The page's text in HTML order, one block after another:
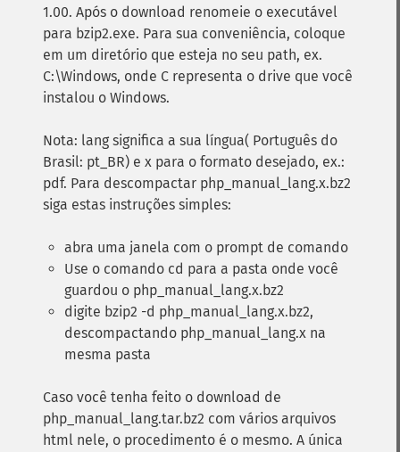
1.00. Após o download renomeie o executável
para bzip2.exe. Para sua conveniência, coloque
em um diretório que esteja no seu path, ex.
C:\Windows, onde C representa o drive que você
instalou o Windows.
Nota: lang significa a sua língua( Português do
Brasil: pt_BR) e x para o formato desejado, ex.:
pdf. Para descompactar php_manual_lang.x.bz2
siga estas instruções simples:
abra uma janela com o prompt de comando
Use o comando cd para a pasta onde você
guardou o php_manual_lang.x.bz2
digite bzip2 -d php_manual_lang.x.bz2,
descompactando php_manual_lang.x na
mesma pasta
Caso você tenha feito o download de
php_manual_lang.tar.bz2 com vários arquivos
html nele, o procedimento é o mesmo. A única